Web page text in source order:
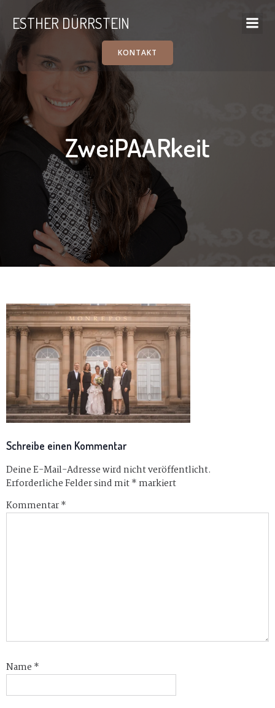
ESTHER DÜRRSTEIN
KONTAKT
ZweiPAARkeit
Schreibe einen Kommentar
Deine E-Mail-Adresse wird nicht veröffentlicht.
Erforderliche Felder sind mit*markiert
Kommentar*
Name *